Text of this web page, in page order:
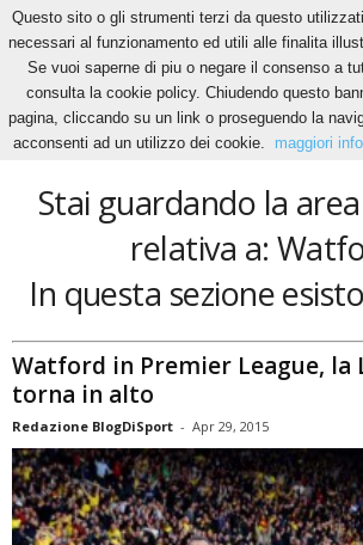
Home Tags Watford
Watford
Stai guardando la
relativa a:
In questa sezione
Watford in Premier League,
torna in alto
Redazione BlogDiSport - Apr 29, 2015
Questo sito o gli strumenti terzi da questo
necessari al funzionamento ed utili alle finalita
Se vuoi saperne di piu o negare il consenso a
consulta la cookie policy. Chiudendo questo
pagina, cliccando su un link o proseguendo la
acconsenti ad un utilizzo dei cookie.
maggiori